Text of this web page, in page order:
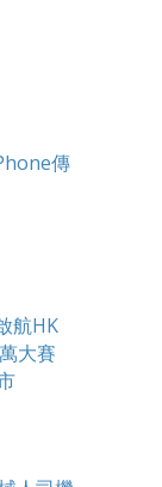
傳
航HK
大賽